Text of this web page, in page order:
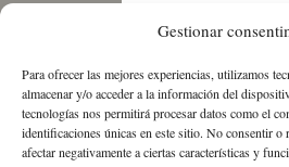
Gestionar
Para ofrecer las mejores experiencias, utilizamos
almacenar y/o acceder a la información del
tecnologías nos permitirá procesar datos como el
identificaciones únicas en este sitio. No consentir o
afectar negativamente a ciertas características y
Sobre nosotros Política de